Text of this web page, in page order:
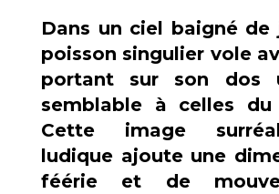
Dans un ciel baigné de
poisson singulier vole
portant sur son dos
semblable à celles du
Cette image
ludique ajoute une
féérie et de